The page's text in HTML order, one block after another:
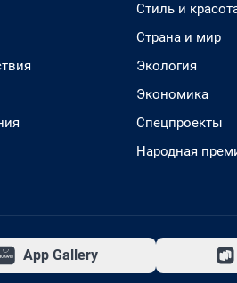
Стиль и
Страна и мир
Экология
Экономика
Спецпроекты
Народная
App Gallery